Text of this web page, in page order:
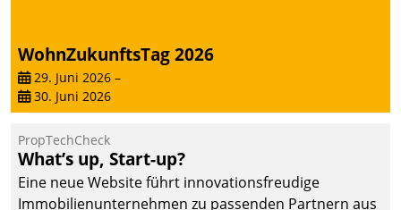
automatisiert ausgelöste,
zielgerichtete
Mieterbefragungen – eine
starke Grundlage für
intelligente,
datengestützte
Entscheidungen.
WohnZukunftsTag 2026
29. Juni 2026 –
30. Juni 2026
PropTechCheck
What’s up, Start-up?
Eine neue Website führt innovationsfreudige
Immobilienunternehmen zu passenden Partnern aus